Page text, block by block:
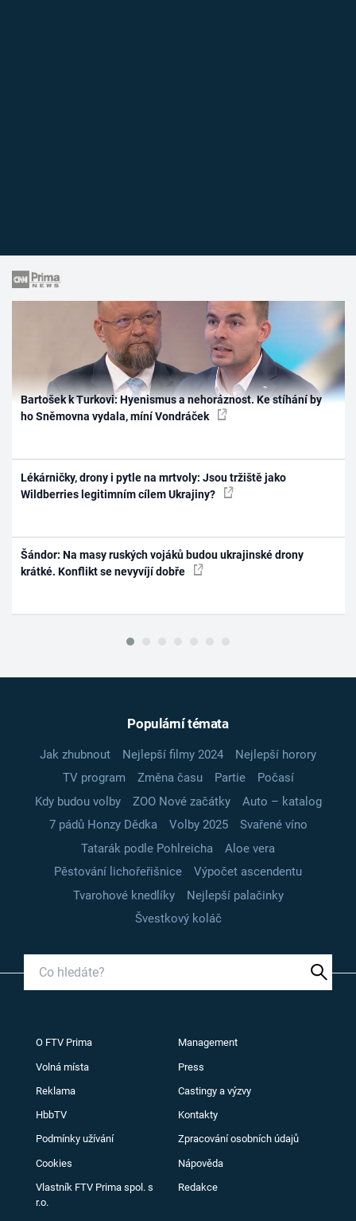
Bartošek k Turkovi: Hyenismus a nehoráznost. Ke stíhání by
ho Sněmovna vydala, míní Vondráček
Lékárničky, drony i pytle na mrtvoly: Jsou tržiště jako
Wildberries legitimním cílem Ukrajiny?
Šándor: Na masy ruských vojáků budou ukrajinské drony
krátké. Konflikt se nevyvíjí dobře
Populární témata
Jak zhubnout Nejlepší filmy 2024
Nejlepší horory
TV program
Změna času Partie
Počasí
Kdy budou volby
ZOO Nové začátky
Auto – katalog
7 pádů Honzy Dědka
Volby 2025
Svařené víno
Tatarák podle Pohlreicha
Aloe vera
Pěstování lichořeřišnice
Výpočet ascendentu
Tvarohové knedlíky
Nejlepší palačinky
Švestkový koláč
O FTV Prima Management
Volná místa Press
Reklama Castingy a výzvy
HbbTV Kontakty
Podmínky užívání Zpracování osobních údajů
Cookies Nápověda
Vlastník FTV Prima spol. s
r.o.
Redakce